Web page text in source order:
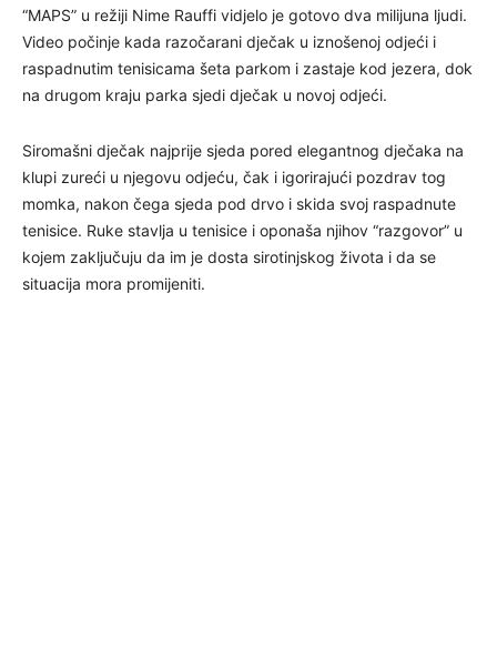
“MAPS” u režiji Nime Rauffi vidjelo je gotovo dva milijuna ljudi.
Video počinje kada razočarani dječak u iznošenoj odjeći i
raspadnutim tenisicama šeta parkom i zastaje kod jezera, dok
na drugom kraju parka sjedi dječak u novoj odjeći.
Siromašni dječak najprije sjeda pored elegantnog dječaka na
klupi zureći u njegovu odjeću, čak i igorirajući pozdrav tog
momka, nakon čega sjeda pod drvo i skida svoj raspadnute
tenisice. Ruke stavlja u tenisice i oponaša njihov “razgovor” u
kojem zaključuju da im je dosta sirotinjskog života i da se
situacija mora promijeniti.